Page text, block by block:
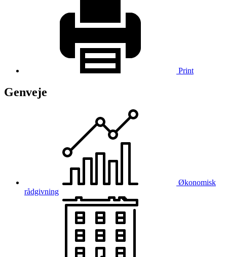
Print
Genveje
Økonomisk
rådgivning